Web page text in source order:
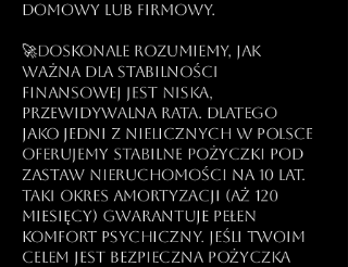
domowy lub firmowy.
🚀Doskonale rozumiemy, jak
ważna dla stabilności
finansowej jest niska,
przewidywalna rata. Dlatego
jako jedni z nielicznych w Polsce
oferujemy stabilne pożyczki pod
zastaw nieruchomości na 10 lat.
Taki okres amortyzacji (aż 120
miesięcy) gwarantuje pełen
komfort psychiczny. Jeśli Twoim
celem jest bezpieczna pożyczka